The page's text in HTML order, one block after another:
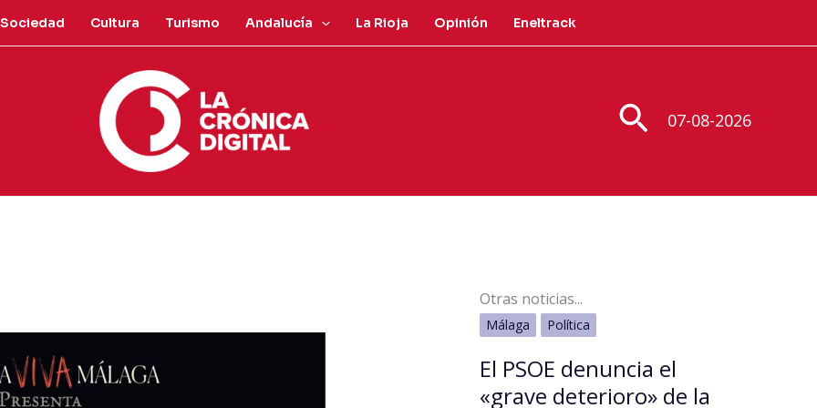
Sociedad Cultura Turismo Andalucía La Rioja Opinión Eneltrack
Buscar
07-08-2026
Otras noticias...
Málaga Política
El PSOE denuncia el
«grave deterioro» de la